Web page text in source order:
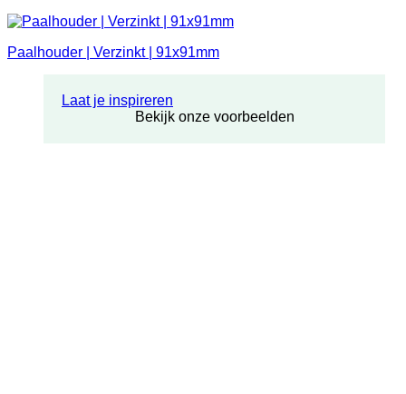
Laat je inspireren
Bekijk onze voorbeelden
Paalhouder | Verzinkt | 91x91mm